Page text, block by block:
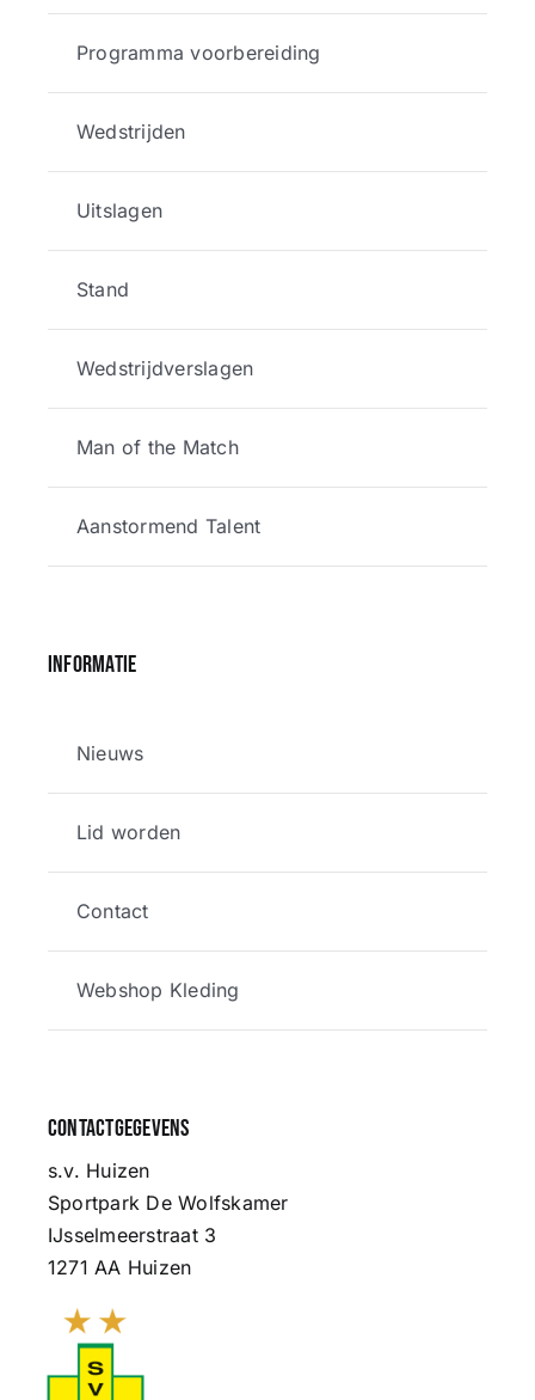
Programma voorbereiding
Wedstrijden
Uitslagen
Stand
Wedstrijdverslagen
Man of the Match
Aanstormend Talent
Informatie
Nieuws
Lid worden
Contact
Webshop Kleding
Contactgegevens
s.v. Huizen
Sportpark De Wolfskamer
IJsselmeerstraat 3
1271 AA Huizen